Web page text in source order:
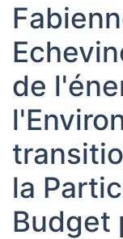
de
la
Budget